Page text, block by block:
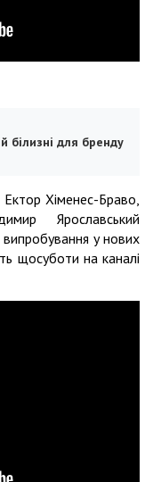
білизні для бренду
Хіменес-Браво,
Ярославський
випробування у нових
щосуботи на каналі